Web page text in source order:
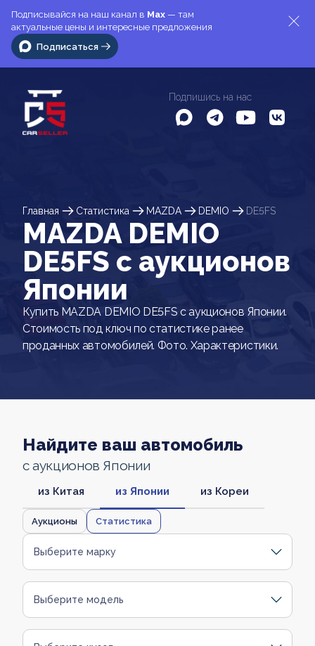
Подписывайся на наш канал в Max — там
актуальные цены и интересные предложения
Подписаться
Подпишись на нас
Главная Статистика MAZDA DEMIO DE5FS
MAZDA DEMIO
DE5FS c аукционов
Японии
Купить MAZDA DEMIO DE5FS с аукционов Японии.
Стоимость под ключ по статистике ранее
проданных автомобилей. Фото. Характеристики.
Найдите ваш автомобиль
с аукционов Японии
из Китая из Японии из Кореи
Аукционы Статистика
Выберите марку
Выберите модель